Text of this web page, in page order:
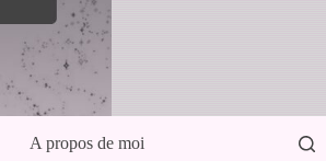
A propos de moi